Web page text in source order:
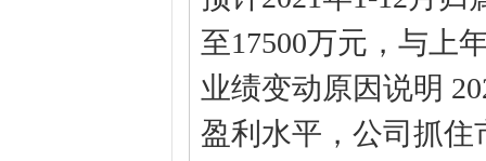
至17500万元，与上
业绩变动原因说明
盈利水平，公司抓